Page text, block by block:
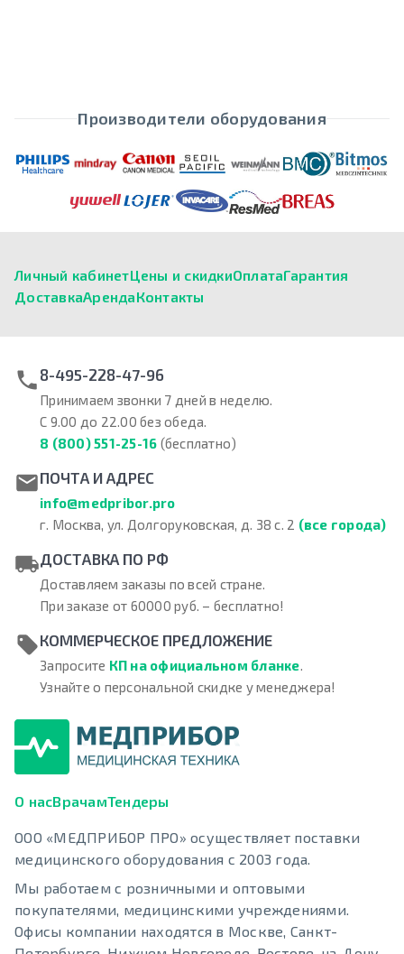
Производители оборудования
Личный кабинетЦены и скидкиОплатаГарантия
ДоставкаАрендаКонтакты
8-495-228-47-96
Принимаем звонки 7 дней в неделю.
С 9.00 до 22.00 без обеда.
8 (800) 551-25-16 (бесплатно)
ПОЧТА И АДРЕС
info@medpribor.pro
г. Москва, ул. Долгоруковская, д. 38 с. 2 (все города)
ДОСТАВКА ПО РФ
Доставляем заказы по всей стране.
При заказе от 60000 руб. – бесплатно!
КОММЕРЧЕСКОЕ ПРЕДЛОЖЕНИЕ
Запросите КП на официальном бланке.
Узнайте о персональной скидке у менеджера!
О насВрачамТендеры
ООО «МЕДПРИБОР ПРО» осуществляет поставки
медицинского оборудования с 2003 года.
Мы работаем с розничными и оптовыми
покупателями, медицинскими учреждениями.
Офисы компании находятся в Москве, Санкт-